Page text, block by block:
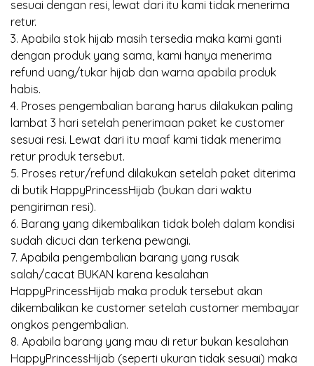
sesuai dengan resi, lewat dari itu kami tidak menerima
retur.
3. Apabila stok hijab masih tersedia maka kami ganti
dengan produk yang sama, kami hanya menerima
refund uang/tukar hijab dan warna apabila produk
habis.
4. Proses pengembalian barang harus dilakukan paling
lambat 3 hari setelah penerimaan paket ke customer
sesuai resi. Lewat dari itu maaf kami tidak menerima
retur produk tersebut.
5. Proses retur/refund dilakukan setelah paket diterima
di butik HappyPrincessHijab (bukan dari waktu
pengiriman resi).
6. Barang yang dikembalikan tidak boleh dalam kondisi
sudah dicuci dan terkena pewangi.
7. Apabila pengembalian barang yang rusak
salah/cacat BUKAN karena kesalahan
HappyPrincessHijab maka produk tersebut akan
dikembalikan ke customer setelah customer membayar
ongkos pengembalian.
8. Apabila barang yang mau di retur bukan kesalahan
HappyPrincessHijab (seperti ukuran tidak sesuai) maka